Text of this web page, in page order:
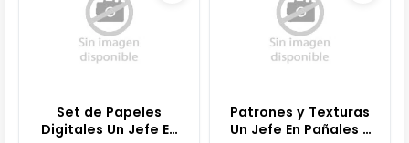
Set de Papeles
Digitales Un Jefe En
Patrones y Texturas
Un Jefe En Pañales -